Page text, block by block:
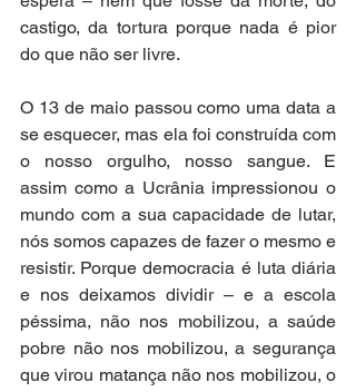
castigo, da tortura porque nada é pior
do que não ser livre.
O 13 de maio passou como uma data a
se esquecer, mas ela foi construída com
o nosso orgulho, nosso sangue. E
assim como a Ucrânia impressionou o
mundo com a sua capacidade de lutar,
nós somos capazes de fazer o mesmo e
resistir. Porque democracia é luta diária
e nos deixamos dividir – e a escola
péssima, não nos mobilizou, a saúde
pobre não nos mobilizou, a segurança
que virou matança não nos mobilizou, o